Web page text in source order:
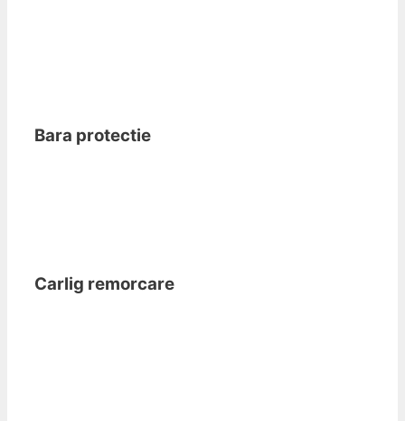
Bara protectie
Carlig remorcare